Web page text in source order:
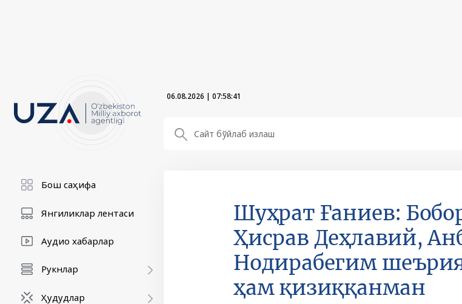
06.08.2026 | 07:58:42
Бош саҳифа
Янгиликлар лентаси
Аудио хабарлар
Рукнлар
Ҳудудлар
Шуҳрат Ғаниев:
Ҳисрав Деҳлавий,
Нодирабегим
ҳам қизиққанман